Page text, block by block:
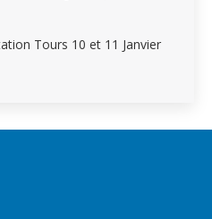
Tours 10 et 11 Janvier